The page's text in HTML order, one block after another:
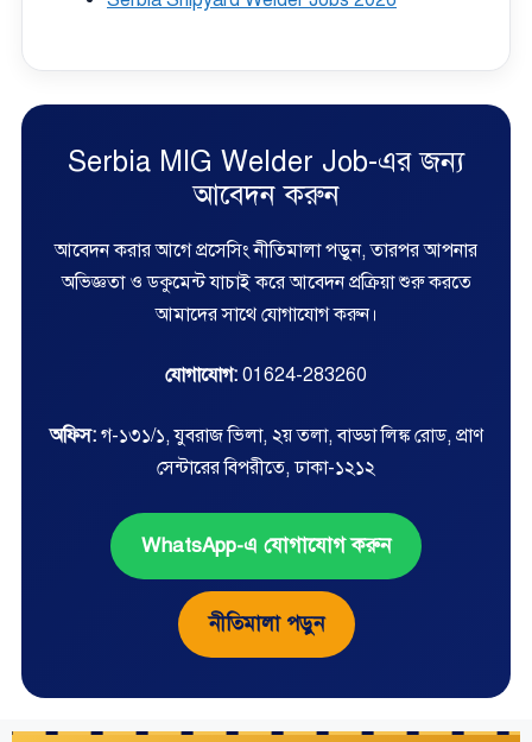
Serbia MIG Welder Job-এর জন্য
আবেদন করুন
আবেদন করার আগে প্রসেসিং নীতিমালা পড়ুন, তারপর আপনার
অভিজ্ঞতা ও ডকুমেন্ট যাচাই করে আবেদন প্রক্রিয়া শুরু করতে
আমাদের সাথে যোগাযোগ করুন।
যোগাযোগ: 01624-283260
অফিস:গ-১৩১/১, যুবরাজ ভিলা, ২য় তলা, বাড্ডা লিঙ্ক রোড, প্রাণ
সেন্টারের বিপরীতে, ঢাকা-১২১২
WhatsApp-এ যোগাযোগ করুন
নীতিমালা পড়ুন